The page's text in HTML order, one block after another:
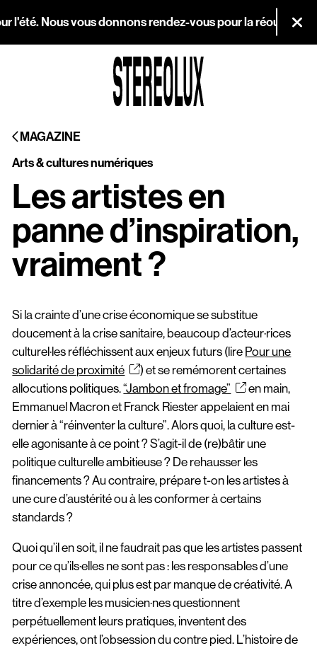
Nous vous donnons rendez-vous pour la réouverture le
MAGAZINE
Arts & cultures numériques
Les artistes en
panne d’inspiration,
vraiment ?
Si la crainte d’une crise économique se substitue
doucement à la crise sanitaire, beaucoup d’acteur·rices
culturel·les réfléchissent aux enjeux futurs (lirePour une
solidarité de proximité
) et se remémorent certaines
allocutions politiques.“Jambon et fromage”
en main,
Emmanuel Macron et Franck Riester appelaient en mai
dernier à “réinventer la culture”. Alors quoi, la culture est-
elle agonisante à ce point ? S’agit-il de (re)bâtir une
politique culturelle ambitieuse ? De rehausser les
financements ? Au contraire, prépare t-on les artistes à
une cure d’austérité ou à les conformer à certains
standards ?
Quoi qu’il en soit, il ne faudrait pas que les artistes passent
pour ce qu’ils·elles ne sont pas : les responsables d’une
crise annoncée, qui plus est par manque de créativité. A
titre d’exemple les musicien·nes questionnent
perpétuellement leurs pratiques, inventent des
expériences, ont l’obsession du contre pied. L’histoire de
Agenda
Magazine
Stereolux
Arts & cultures
numériques
Infos pratiques
Scopitone
Accessibilité
Prévention des violences et signalement
Association Songo
Résidences
Espace pro
Partenaires
Location / Privatisation